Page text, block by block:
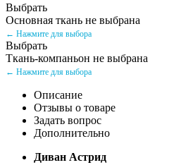
Выбрать
Основная ткань не выбрана
← Нажмите для выбора
Выбрать
Ткань-компаньон не выбрана
← Нажмите для выбора
Описание
Отзывы о товаре
Задать вопрос
Дополнительно
Диван Астрид